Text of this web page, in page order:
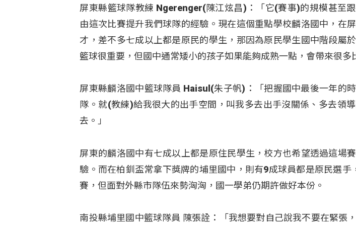
屏東縣籃球隊教練 Ngerenger(陳江炫昌)：「它(賽事)的規模甚至
由這次比賽提升我們球隊的經驗。現在這個重點學校麟洛國中，在
才，差不多七成以上都是原民的學生，那因為原民學生國中階段屬
籃球很重要，但國中通常矮小的孩子如果能夠成熟一點，會帶來很多
屏東縣麟洛國中籃球隊員 Haisul(朱子帆)：「把握國中最後一年的
隊。就(教練)給我很大的出手空間，叫我多去出手沒關係、多去領
去。」
屏東的麟洛國中有七成以上都是原住民學生，校方也希望透過這場
驗。而在柏釧盃常拿下獎牌的埔里國中，則有9成球員都是原民選手
賽，但面對外縣市隊伍來勢洶洶，國一學弟仍期許做好本份。
南投縣埔里國中籃球隊員 陳張詮：「我想要對自己說我不要在緊張